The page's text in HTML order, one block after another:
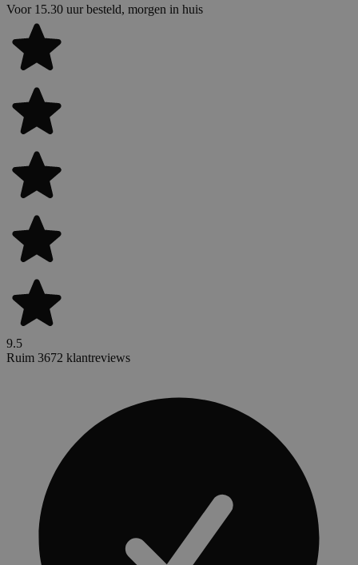
Voor 15.30 uur besteld, morgen in huis
9.5
Ruim 3672 klantreviews